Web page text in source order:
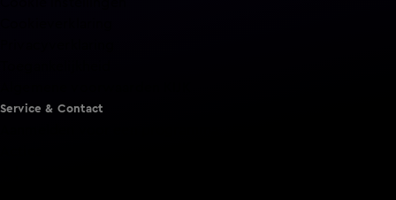
Service & Contact